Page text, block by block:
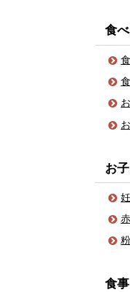
食
お
食